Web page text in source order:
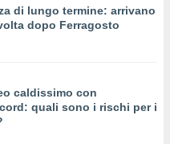
di lungo termine: arrivano
dopo Ferragosto
caldissimo con
quali sono i rischi per i